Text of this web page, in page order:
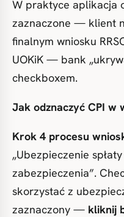
W praktyce aplikacja
zaznaczone — klient
finalnym wniosku
UOKiK — bank
checkboxem.
Jak odznaczyć CPI w
Krok 4 procesu
„Ubezpieczenie
zabezpieczenia”.
skorzystać z
zaznaczony — kliknij